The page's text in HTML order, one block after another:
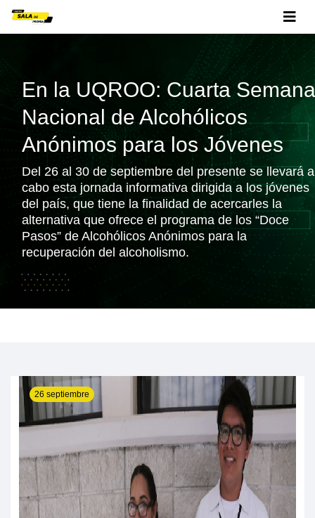
En la UQROO: Cuarta Semana
Nacional de Alcohólicos
Anónimos para los Jóvenes
Del 26 al 30 de septiembre del presente se llevará a
cabo esta jornada informativa dirigida a los jóvenes
del país, que tiene la finalidad de acercarles la
alternativa que ofrece el programa de los “Doce
Pasos” de Alcohólicos Anónimos para la
recuperación del alcoholismo.
26 septiembre